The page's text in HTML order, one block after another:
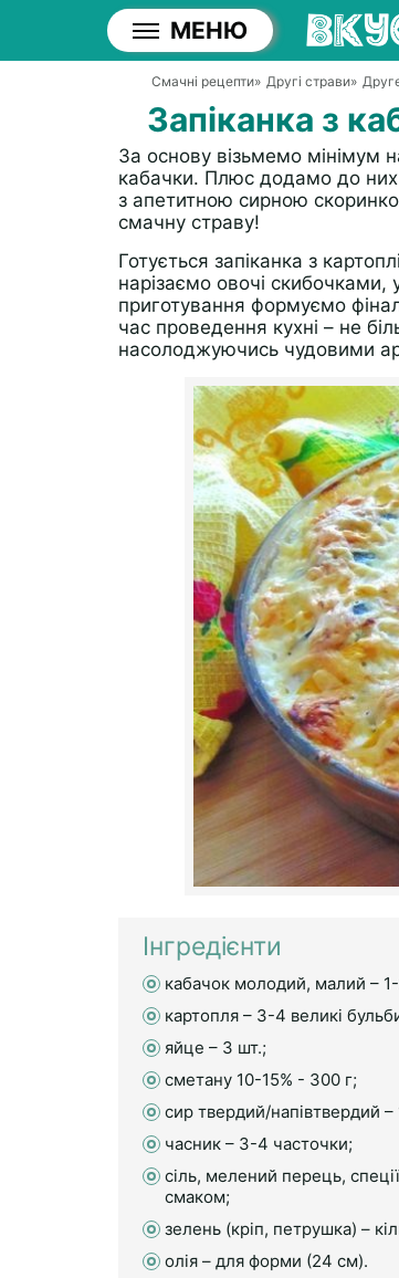
МЕНЮ
Смачні рецепти» Другі страви»
Запіканка з
За основу візьмемо мінімум
кабачки. Плюс додамо до
з апетитною сирною
смачну страву!
Готується запіканка з
нарізаємо овочі скибочками,
приготування формуємо
час проведення кухні – не
насолоджуючись чудовими
Інгредієнти
кабачок молодий, малий –
картопля – 3-4 великі
яйце – 3 шт.;
сметану 10-15% - 300 г;
сир твердий/напівтвердий –
часник – 3-4 часточки;
сіль, мелений перець,
смаком;
зелень (кріп, петрушка) –
олія – для форми (24 см).